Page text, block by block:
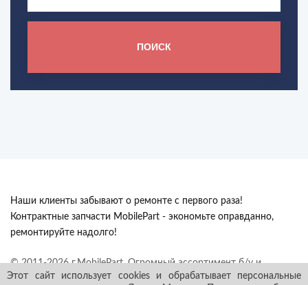
ПОИСК
Наши клиенты забывают о ремонте с первого раза!
Контрактные запчасти MobilePart - экономьте оправданно,
ремонтируйте надолго!
© 2011-2026 г.MobilePart. Огромный ассортимент б/у и
контрактных автозапчастей из Европы с гарантией в наличии и
Этот сайт использует cookies и обрабатывает персональные